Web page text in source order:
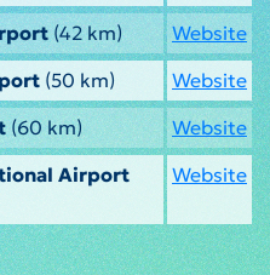
(42 km)
Website
(50 km)
Website
(60 km)
Website
Airport
Website